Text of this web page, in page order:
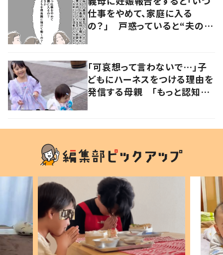
仕事をやめて、家庭に入る
の？」 戸惑っていると“夫の行
「可哀想って言わないで…」子
どもにハーネスをつける理由を
発信する母親 「もっと認知さ